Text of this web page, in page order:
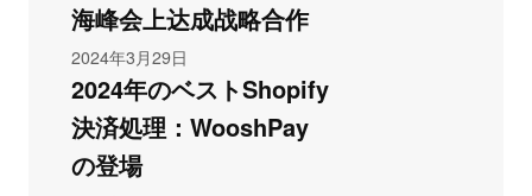
海峰会上达成战略合作
2024年3月29日
2024年のベストShopify
決済処理：WooshPay
の登場